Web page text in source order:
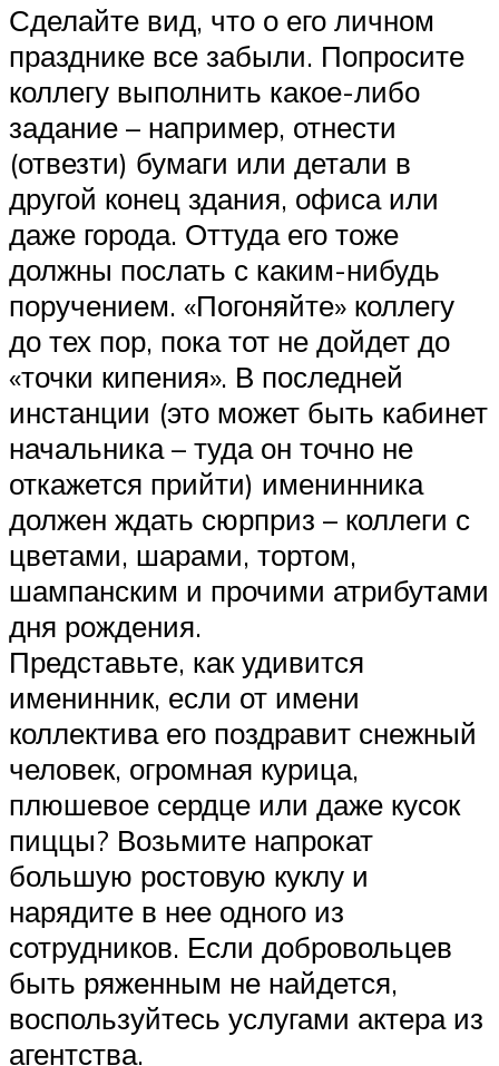
Сделайте вид, что о его личном
празднике все забыли. Попросите
коллегу выполнить какое-либо
задание – например, отнести
(отвезти) бумаги или детали в
другой конец здания, офиса или
даже города. Оттуда его тоже
должны послать с каким-нибудь
поручением. «Погоняйте» коллегу
до тех пор, пока тот не дойдет до
«точки кипения». В последней
инстанции (это может быть кабинет
начальника – туда он точно не
откажется прийти) именинника
должен ждать сюрприз – коллеги с
цветами, шарами, тортом,
шампанским и прочими атрибутами
дня рождения.
Представьте, как удивится
именинник, если от имени
коллектива его поздравит снежный
человек, огромная курица,
плюшевое сердце или даже кусок
пиццы? Возьмите напрокат
большую ростовую куклу и
нарядите в нее одного из
сотрудников. Если добровольцев
быть ряженным не найдется,
воспользуйтесь услугами актера из
агентства.